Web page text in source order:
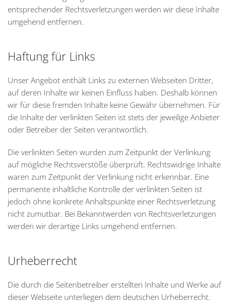
entsprechender Rechtsverletzungen werden wir diese Inhalte
umgehend entfernen.
Haftung für Links
Unser Angebot enthält Links zu externen Webseiten Dritter,
auf deren Inhalte wir keinen Einfluss haben. Deshalb können
wir für diese fremden Inhalte keine Gewähr übernehmen. Für
die Inhalte der verlinkten Seiten ist stets der jeweilige Anbieter
oder Betreiber der Seiten verantwortlich.
Die verlinkten Seiten wurden zum Zeitpunkt der Verlinkung
auf mögliche Rechtsverstöße überprüft. Rechtswidrige Inhalte
waren zum Zeitpunkt der Verlinkung nicht erkennbar. Eine
permanente inhaltliche Kontrolle der verlinkten Seiten ist
jedoch ohne konkrete Anhaltspunkte einer Rechtsverletzung
nicht zumutbar. Bei Bekanntwerden von Rechtsverletzungen
werden wir derartige Links umgehend entfernen.
Urheberrecht
Die durch die Seitenbetreiber erstellten Inhalte und Werke auf
dieser Webseite unterliegen dem deutschen Urheberrecht.